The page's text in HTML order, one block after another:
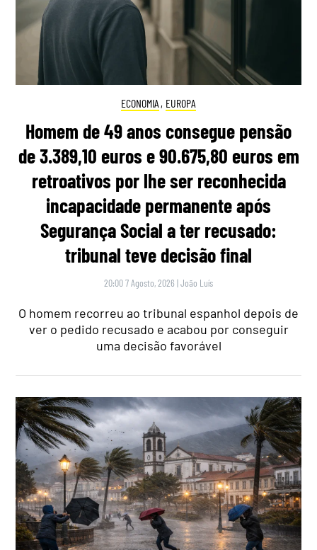
ECONOMIA , EUROPA
Homem de 49 anos consegue pensão
de 3.389,10 euros e 90.675,80 euros em
retroativos por lhe ser reconhecida
incapacidade permanente após
Segurança Social a ter recusado:
tribunal teve decisão final
20:00 7 Agosto, 2026 |João Luís
O homem recorreu ao tribunal espanhol depois de
ver o pedido recusado e acabou por conseguir
uma decisão favorável